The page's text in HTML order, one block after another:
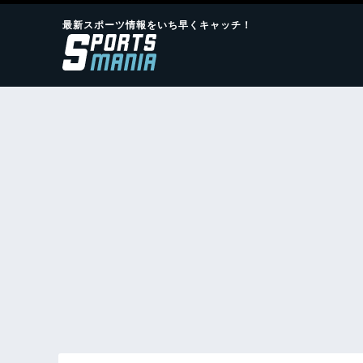
最新スポーツ情報をいち早くキャッチ！